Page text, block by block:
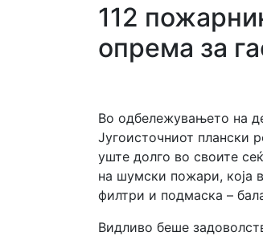
112
опрема за
Во одбележувањето на
Југоисточниот плански
уште долго во своите
на шумски пожари, која
филтри и подмаска –
Видливо беше